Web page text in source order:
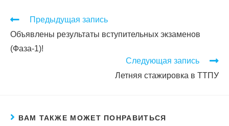
Предыдущая запись
Объявлены результаты вступительных экзаменов
(Фаза-1)!
Следующая запись
Летняя стажировка в ТТПУ
ВАМ ТАКЖЕ МОЖЕТ ПОНРАВИТЬСЯ